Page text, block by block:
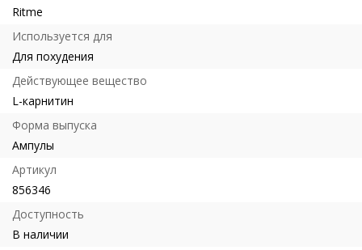
Ritme
Используется для
Для похудения
Действующее вещество
L-карнитин
Форма выпуска
Ампулы
Артикул
856346
Доступность
В наличии